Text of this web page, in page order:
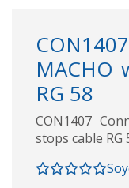
MACHO
RG 58
CON1407
stops cable RG